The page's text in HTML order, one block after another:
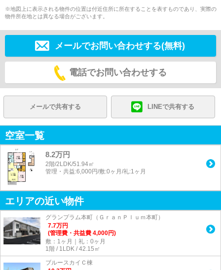
※地図上に表示される物件の位置は付近住所に所在することを表すものであり、実際の
物件所在地とは異なる場合がございます。
メールでお問い合わせする(無料)
電話でお問い合わせする
メールで共有する LINEで共有する
空室一覧
8.2万円
2階/2LDK/51.94㎡
管理・共益:6,000円/敷:0ヶ月/礼:1ヶ月
エリアの近い物件
グランプラム本町（ＧｒａｎＰｌｕｍ本町）
7.7万円
(管理費・共益費 4,000円)
敷：1ヶ月｜礼：0ヶ月
1階 / 1LDK / 42.15㎡
ブルースカイＣ棟